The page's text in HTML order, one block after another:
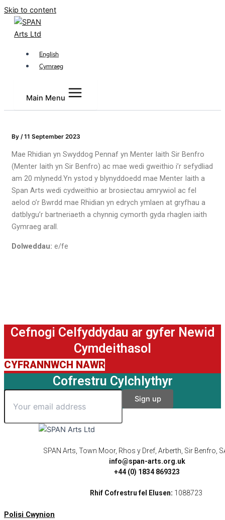
Skip to content
English
Cymraeg
Main Menu
By /11 September 2023
Mae Rhidian yn Swyddog Pennaf yn Menter Iaith Sir Benfro
(Menter Iaith yn Sir Benfro) ac mae wedi gweithio i’r sefydliad
am 20 mlynedd.Yn ystod y blynyddoedd mae Menter Iaith a
Span Arts wedi cydweithio ar brosiectau amrywiol ac fel
aelod o’r Bwrdd mae Rhidian yn edrych ymlaen at gryfhau a
datblygu’r bartneriaeth a chynnig cymorth gyda rhaglen iaith
Gymraeg arall.
Dolweddau: e/fe
Cefnogi Celfyddydau ar gyfer Newid
Cymdeithasol
CYFRANNWCH NAWR
Cofrestru Cylchlythyr
SPAN Arts, Town Moor, Rhos y Dref, Arberth, Sir Benfro,
info@span-arts.org.uk
+44 (0) 1834 869323
Rhif Cofrestru fel Elusen: 1088723
Polisi Cwynion